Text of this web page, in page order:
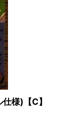
様)【C】